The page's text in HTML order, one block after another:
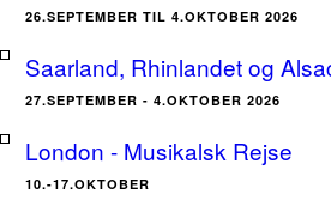
26.SEPTEMBER TIL 4.OKTOBER 2026
Saarland, Rhinlandet og
27.SEPTEMBER - 4.OKTOBER 2026
London - Musikalsk Rejse
10.-17.OKTOBER